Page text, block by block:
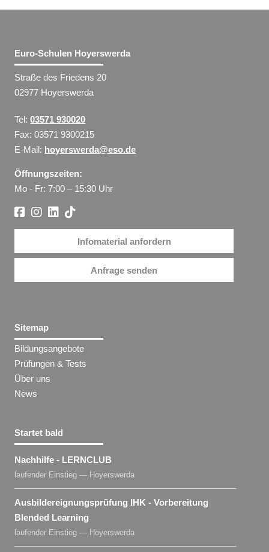
Euro-Schulen Hoyerswerda
Straße des Friedens 20
02977 Hoyerswerda
Tel:03571 930020
Fax: 03571 9300215
E-Mail: hoyerswerda@eso.de
Öffnungszeiten:
Mo - Fr: 7:00 – 15:30 Uhr
Infomaterial anfordern
Anfrage senden
Sitemap
Bildungsangebote
Prüfungen & Tests
Über uns
News
Startet bald
Nachhilfe - LERNCLUB
laufender Einstieg — Hoyerswerda
Ausbildereignungsprüfung IHK - Vorbereitung
Blended Learning
laufender Einstieg — Hoyerswerda